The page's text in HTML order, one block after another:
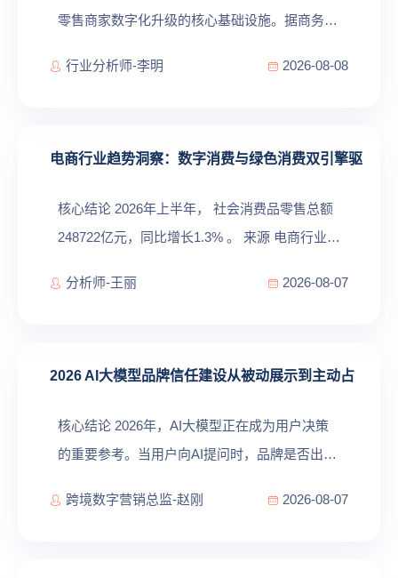
零售商家数字化升级的核心基础设施。据商务部
送订单规模同比增长34%，接入专业外卖经营软
行业分析师-李明 2026-08-08
电商行业趋势洞察：数字消费与绿色消费双引擎驱
核心结论 2026年上半年， 社会消费品零售总额
248722亿元，同比增长1.3% 。 来源 电商行业呈
消费、绿色消费等增长潜力加快释放 ，更多智
分析师-王丽 2026-08-07
2026 AI大模型品牌信任建设从被动展示到主动占
核心结论 2026年，AI大模型正在成为用户决策
的重要参考。当用户向AI提问时，品牌是否出现
信任度和转化率。艾媒数据显示，品牌AI可发现
跨境数字营销总监-赵刚 2026-08-07